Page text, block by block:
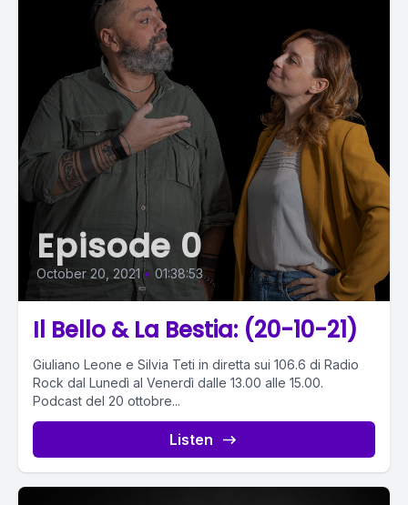
Episode 0
October 20, 2021 • 01:38:53
Il Bello & La Bestia: (20-10-21)
Giuliano Leone e Silvia Teti in diretta sui 106.6 di Radio
Rock dal Lunedì al Venerdì dalle 13.00 alle 15.00.
Podcast del 20 ottobre...
Listen